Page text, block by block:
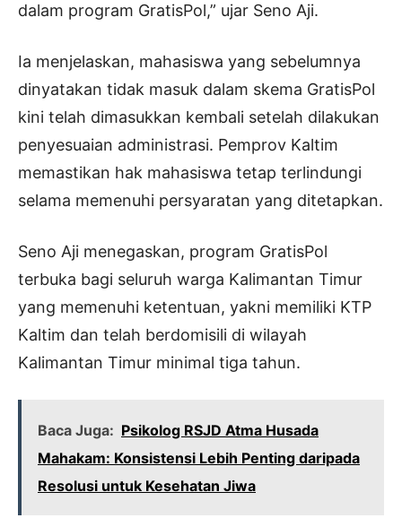
dalam program GratisPol,” ujar Seno Aji.
Ia menjelaskan, mahasiswa yang sebelumnya
dinyatakan tidak masuk dalam skema GratisPol
kini telah dimasukkan kembali setelah dilakukan
penyesuaian administrasi. Pemprov Kaltim
memastikan hak mahasiswa tetap terlindungi
selama memenuhi persyaratan yang ditetapkan.
Seno Aji menegaskan, program GratisPol
terbuka bagi seluruh warga Kalimantan Timur
yang memenuhi ketentuan, yakni memiliki KTP
Kaltim dan telah berdomisili di wilayah
Kalimantan Timur minimal tiga tahun.
Baca Juga: Psikolog RSJD Atma Husada
Mahakam: Konsistensi Lebih Penting daripada
Resolusi untuk Kesehatan Jiwa